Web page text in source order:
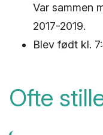
Var sammen
2017-2019.
Blev født kl.
Ofte